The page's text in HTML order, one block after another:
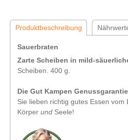
Produktbeschreibung
Sauerbraten
Zarte Scheiben in mild-
Scheiben. 400 g.
Die Gut Kampen Genussgarantie
Sie lieben richtig gutes Essen
Körper und Seele!